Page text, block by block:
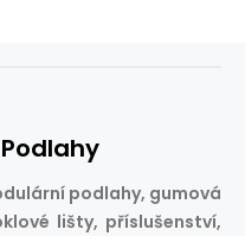
podlahy, gumová
lišty, příslušenství,